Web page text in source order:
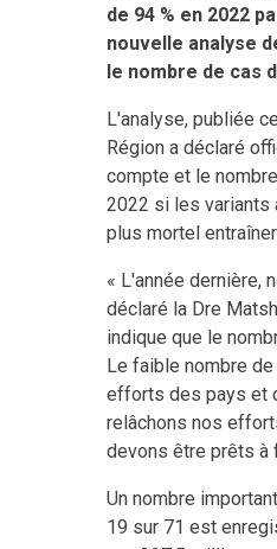
de 94 % en 2022
nouvelle analyse
le nombre de cas
L'analyse, publiée
Région a déclaré
compte et le
2022 si les variants
plus mortel
« L'année dernière,
déclaré la Dre
indique que le
Le faible nombre
efforts des pays et
relâchons nos
devons être prêts à
Un nombre
19 sur 71 est